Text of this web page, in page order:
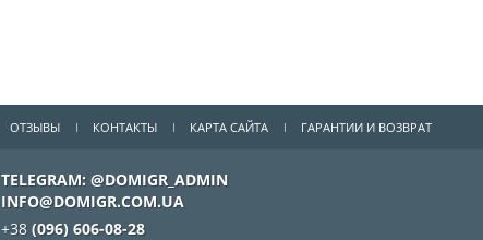
ОТЗЫВЫ КОНТАКТЫ КАРТА САЙТА ГАРАНТИИ И ВОЗВРАТ
TELEGRAM: @DOMIGR_ADMIN
INFO@DOMIGR.COM.UA
+38 (096) 606-08-28